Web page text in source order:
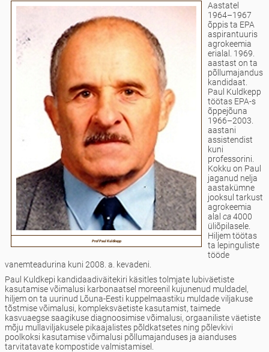
Prof Paul Kuldkepp
Aastatel
1964–1967
õppis ta EPA
aspirantuuris
agrokeemia
erialal. 1969.
aastast on ta
põllumajandus
kandidaat.
Paul Kuldkepp
töötas EPA-s
õppejõuna
1966–2003.
aastani
assistendist
kuni
professorini.
Kokku on Paul
jaganud nelja
aastakümne
jooksul tarkust
agrokeemia
alal ca4000
üliõpilasele.
Hiljem töötas
ta lepinguliste
tööde
vanemteadurina kuni 2008. a. kevadeni.
Paul Kuldkepi kandidaadiväitekiri käsitles tolmjate lubiväetiste
kasutamise võimalusi karbonaatsel moreenil kujunenud muldadel,
hiljem on ta uurinud Lõuna-Eesti kuppelmaastiku muldade viljakuse
tõstmise võimalusi, kompleksväetiste kasutamist, taimede
kasvuaegse saagikuse diagnoosimise võimalusi, orgaaniliste väetiste
mõju mullaviljakusele pikaajalistes põldkatsetes ning põlevkivi
poolkoksi kasutamise võimalusi põllumajanduses ja aianduses
tarvitatavate kompostide valmistamisel.